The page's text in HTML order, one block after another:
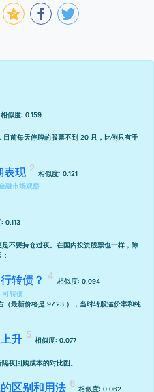
相似度: 0.159
前每天停牌的股票不到 20 只，比例只有千
表现
相似度: 0.121
融市场观察
0.113
不要持仓过夜。在国内投资股票也一样，除
转债？
相似度: 0.094
可转债
（最新价格是 97.23 ），当时转股溢价率和纯
升
相似度: 0.077
夜回购成本的对比图。
区别和用法
相似度: 0.062